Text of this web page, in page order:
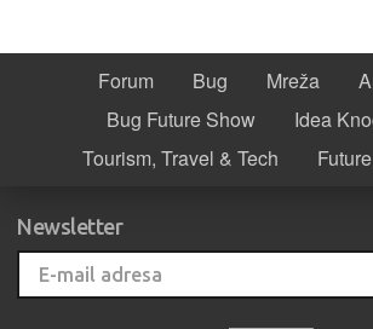
Forum Bug Mreža
Bug Future Show
Idea
Tourism, Travel & Tech
Newsletter